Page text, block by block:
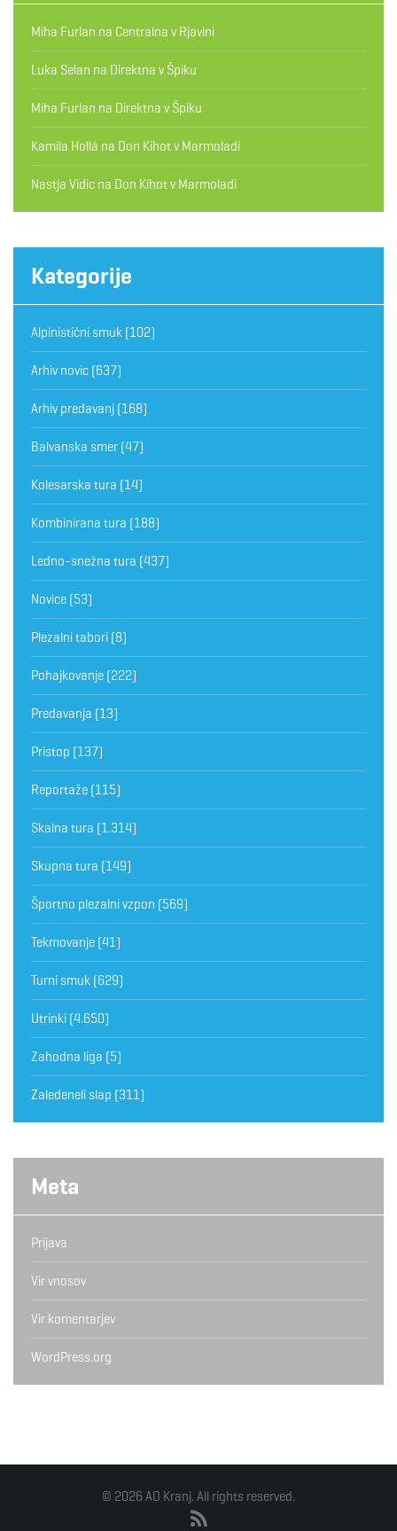
Miha Furlan na Centralna v Rjavini
Luka Selan na Direktna v Špiku
Miha Furlan na Direktna v Špiku
Kamila Hollá na Don Kihot v Marmoladi
Nastja Vidic na Don Kihot v Marmoladi
Kategorije
Alpinistični smuk (102)
Arhiv novic (637)
Arhiv predavanj (168)
Balvanska smer (47)
Kolesarska tura (14)
Kombinirana tura (188)
Ledno-snežna tura (437)
Novice (53)
Plezalni tabori (8)
Pohajkovanje (222)
Predavanja (13)
Pristop (137)
Reportaže (115)
Skalna tura (1.314)
Skupna tura (149)
Športno plezalni vzpon (569)
Tekmovanje (41)
Turni smuk (629)
Utrinki (4.650)
Zahodna liga (5)
Zaledeneli slap (311)
Meta
Prijava
Vir vnosov
Vir komentarjev
WordPress.org
© 2026 AO Kranj. All rights reserved.